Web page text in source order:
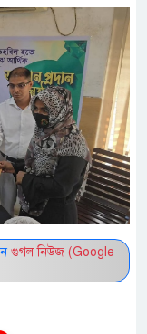
গুগল নিউজ (Google